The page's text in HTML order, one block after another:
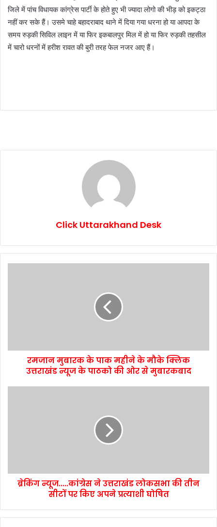
जिले में पांच विधायक कांग्रेस पार्टी के होते हुए भी ज्यादा लोगो की भीड़ को इकट्ठा
नहीं कर सके हैं। उसमे चाहे बहादराबाद थाने में दिया गया धरना हो या आपदा के
समय रुड़की सिविल लाइन में या फिर इकबालपुर मिल में हो या फिर रुड़की तहसील
में चारो धरनों में हरीश रावत की बुरी तरह फेल नजर आए हैं।
Click Uttarakhand Desk
रमजान मुबारक के पाक महीने के मौके क्लिक
उत्तराखंड न्यूज के पाठको की ओर से मुबारकबाद
ब्रेकिंग न्यूज.....कांग्रेस ने उत्तराखंड लोकसभा की तीन
सीटों पर किए अपने प्रत्याशी घोषित